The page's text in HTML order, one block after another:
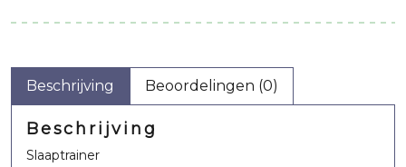
Beschrijving Beoordelingen (0)
Beschrijving
Slaaptrainer